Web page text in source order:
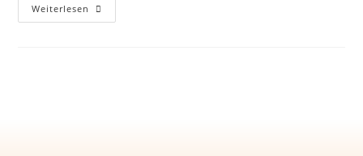
Weiterlesen